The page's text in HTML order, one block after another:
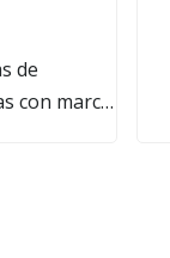
de
con marco